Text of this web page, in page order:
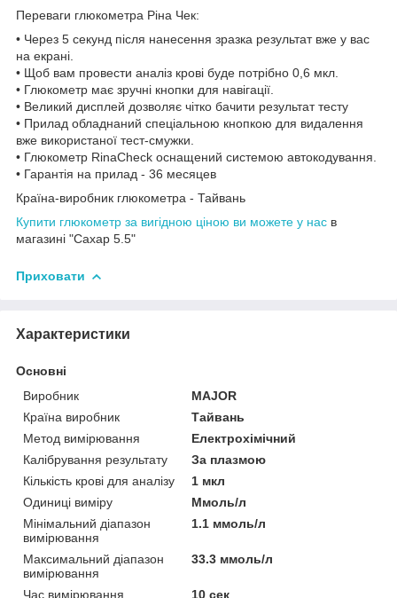
Переваги глюкометра Ріна Чек:
• Через 5 секунд після нанесення зразка результат вже у вас
на екрані.
• Щоб вам провести аналіз крові буде потрібно 0,6 мкл.
• Глюкометр має зручні кнопки для навігації.
• Великий дисплей дозволяє чітко бачити результат тесту
• Прилад обладнаний спеціальною кнопкою для видалення
вже використаної тест-смужки.
• Глюкометр RinaCheck оснащений системою автокодування.
• Гарантія на прилад - 36 месяцев
Країна-виробник глюкометра - Тайвань
Купити глюкометр за вигідною ціною ви можете у нас в
магазині "Сахар 5.5"
Приховати
Характеристики
Основні
Виробник
MAJOR
Країна виробник
Тайвань
Метод вимірювання
Електрохімічний
Калібрування результату
За плазмою
Кількість крові для аналізу
1 мкл
Одиниці виміру
Ммоль/л
Мінімальний діапазон
вимірювання
1.1 ммоль/л
Максимальний діапазон
вимірювання
33.3 ммоль/л
Час вимірювання 10 сек